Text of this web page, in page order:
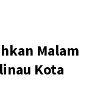
Malam
Kota